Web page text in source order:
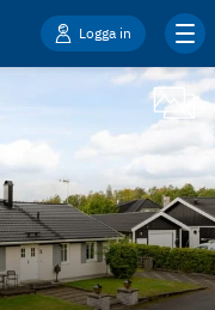
Logga in